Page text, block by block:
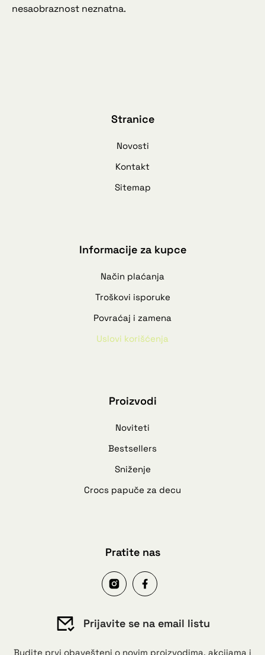
nesaobraznost neznatna.
Stranice
Novosti
Kontakt
Sitemap
Informacije za kupce
Način plaćanja
Troškovi isporuke
Povraćaj i zamena
Uslovi korišćenja
Proizvodi
Noviteti
Bestsellers
Sniženje
Crocs papuče za decu
Pratite nas
Prijavite se na email listu
Budite prvi obavešteni o novim proizvodima, akcijama i